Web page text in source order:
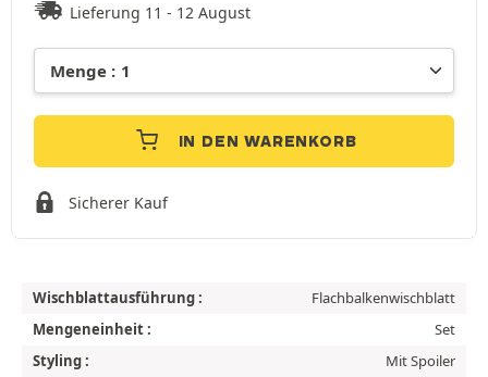
Lieferung 11 - 12 August
IN DEN WARENKORB
Sicherer Kauf
Wischblattausführung :
Flachbalkenwischblatt
Mengeneinheit :
Set
Styling :
Mit Spoiler